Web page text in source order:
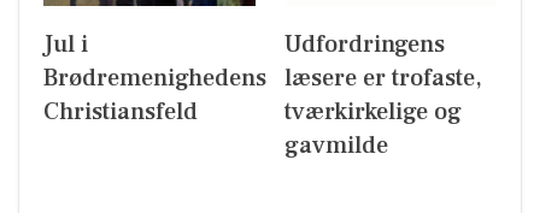
Jul i
Brødremenighedens
Christiansfeld
Udfordringens
læsere er trofaste,
tværkirkelige og
gavmilde